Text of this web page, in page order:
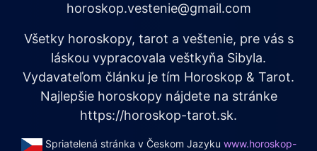
horoskop.vestenie@gmail.com
Všetky horoskopy, tarot a veštenie, pre vás s
láskou vypracovala veštkyňa Sibyla.
Vydavateľom článku je tím Horoskop & Tarot.
Najlepšie horoskopy nájdete na stránke
https://horoskop-tarot.sk.
Spriatelená stránka v Českom Jazyku www.horoskop-